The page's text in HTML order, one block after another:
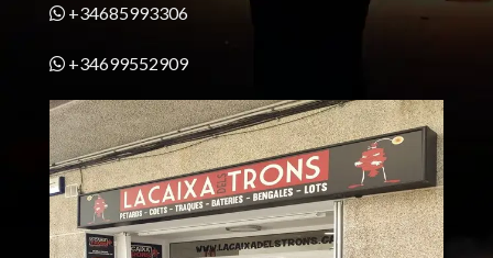
+34685993306
+34699552909